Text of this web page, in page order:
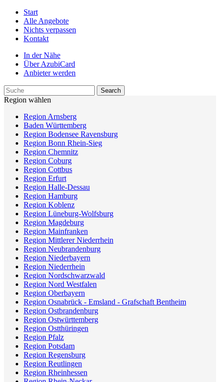
Start
Alle Angebote
Nichts verpassen
Kontakt
In der Nähe
Über AzubiCard
Anbieter werden
Region wählen
Region Arnsberg
Baden Württemberg
Region Bodensee Ravensburg
Region Bonn Rhein-Sieg
Region Chemnitz
Region Coburg
Region Cottbus
Region Erfurt
Region Halle-Dessau
Region Hamburg
Region Koblenz
Region Lüneburg-Wolfsburg
Region Magdeburg
Region Mainfranken
Region Mittlerer Niederrhein
Region Neubrandenburg
Region Niederbayern
Region Niederrhein
Region Nordschwarzwald
Region Nord Westfalen
Region Oberbayern
Region Osnabrück - Emsland - Grafschaft Bentheim
Region Ostbrandenburg
Region Ostwürttemberg
Region Ostthüringen
Region Pfalz
Region Potsdam
Region Regensburg
Region Reutlingen
Region Rheinhessen